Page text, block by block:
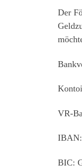
Der
VR-
IBAN:
BIC: